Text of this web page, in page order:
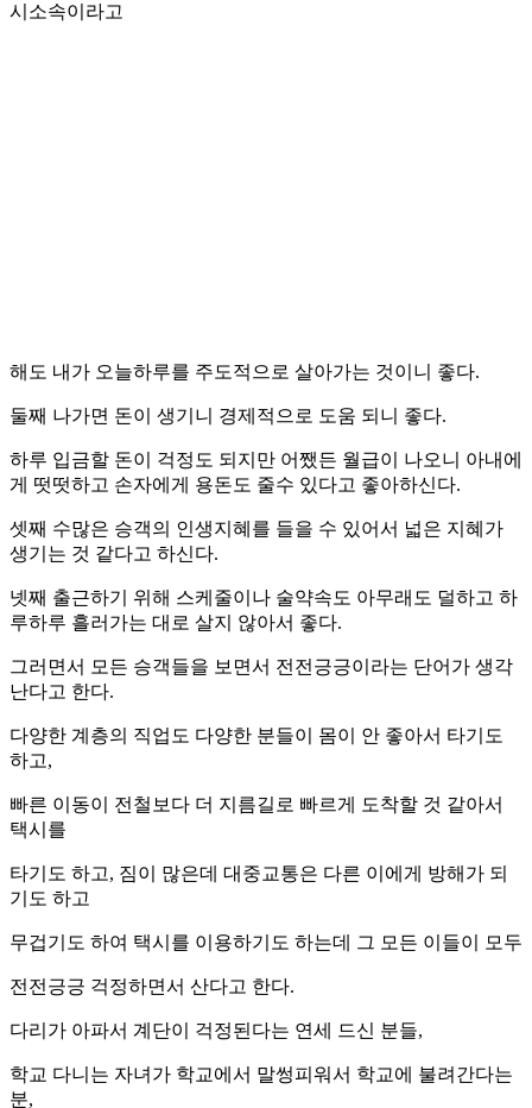
시소속이라고
해도 내가 오늘하루를 주도적으로 살아가는 것이니 좋다.
둘째 나가면 돈이 생기니 경제적으로 도움 되니 좋다.
하루 입금할 돈이 걱정도 되지만 어쨌든 월급이 나오니 아내에
게 떳떳하고 손자에게 용돈도 줄수 있다고 좋아하신다.
셋째 수많은 승객의 인생지혜를 들을 수 있어서 넓은 지혜가
생기는 것 같다고 하신다.
넷째 출근하기 위해 스케줄이나 술약속도 아무래도 덜하고 하
루하루 흘러가는 대로 살지 않아서 좋다.
그러면서 모든 승객들을 보면서 전전긍긍이라는 단어가 생각
난다고 한다.
다양한 계층의 직업도 다양한 분들이 몸이 안 좋아서 타기도
하고,
빠른 이동이 전철보다 더 지름길로 빠르게 도착할 것 같아서
택시를
타기도 하고, 짐이 많은데 대중교통은 다른 이에게 방해가 되
기도 하고
무겁기도 하여 택시를 이용하기도 하는데 그 모든 이들이 모두
전전긍긍 걱정하면서 산다고 한다.
다리가 아파서 계단이 걱정된다는 연세 드신 분들,
학교 다니는 자녀가 학교에서 말썽피워서 학교에 불려간다는
분,